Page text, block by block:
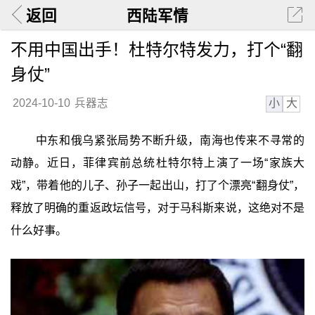
返回 西陆军情
不用中国出手！杜特尔特发力，打个“翻
身仗”
2024-10-10 兵器志 小 大
中东和俄乌紧张局势不断升级，南海也传来不寻常的
动静。近日，菲律宾前总统杜特尔特上演了一场“家族大
戏”，带着他的儿子、孙子一起出山，打了个漂亮“翻身仗”，
释放了明确的重返政坛信号，对于马科斯来说，这绝对不是
什么好事。